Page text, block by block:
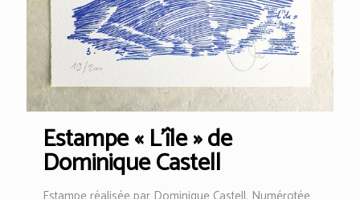
Estampe « L’île » de
Dominique Castell